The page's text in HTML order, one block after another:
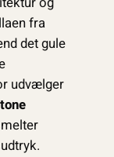
fra
det gule
udvælger